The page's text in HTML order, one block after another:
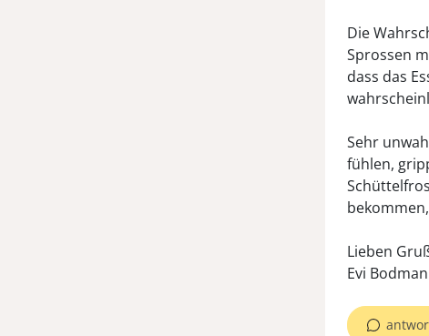
Die
Sprossen
dass das
Sehr
fühlen,
Lieben